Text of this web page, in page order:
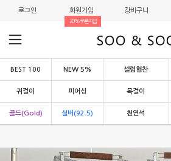
로그인 회원가입
20%쿠폰지급
장바구니
BEST 100 NEW 5% 셀럽협찬
귀걸이 피어싱 목걸이
골드(Gold) 실버(92.5) 천연석